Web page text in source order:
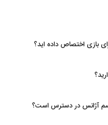
بازی اختصاص داده اید؟
آژانس در دسترس است؟